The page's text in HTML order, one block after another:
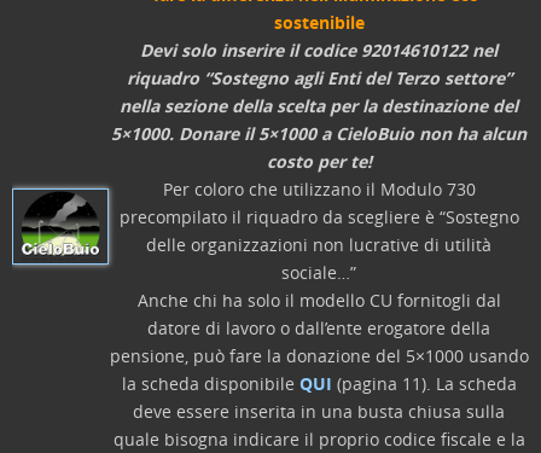
sostenibile
Devi solo inserire il codice 92014610122 nel
riquadro “Sostegno agli Enti del Terzo settore”
nella sezione della scelta per la destinazione del
5×1000. Donare il 5×1000 a CieloBuio non ha alcun
costo per te!
Per coloro che utilizzano il Modulo 730
precompilato il riquadro da scegliere è “Sostegno
delle organizzazioni non lucrative di utilità
sociale…”
Anche chi ha solo il modello CU fornitogli dal
datore di lavoro o dall’ente erogatore della
pensione, può fare la donazione del 5×1000 usando
la scheda disponibile QUI (pagina 11). La scheda
deve essere inserita in una busta chiusa sulla
quale bisogna indicare il proprio codice fiscale e la